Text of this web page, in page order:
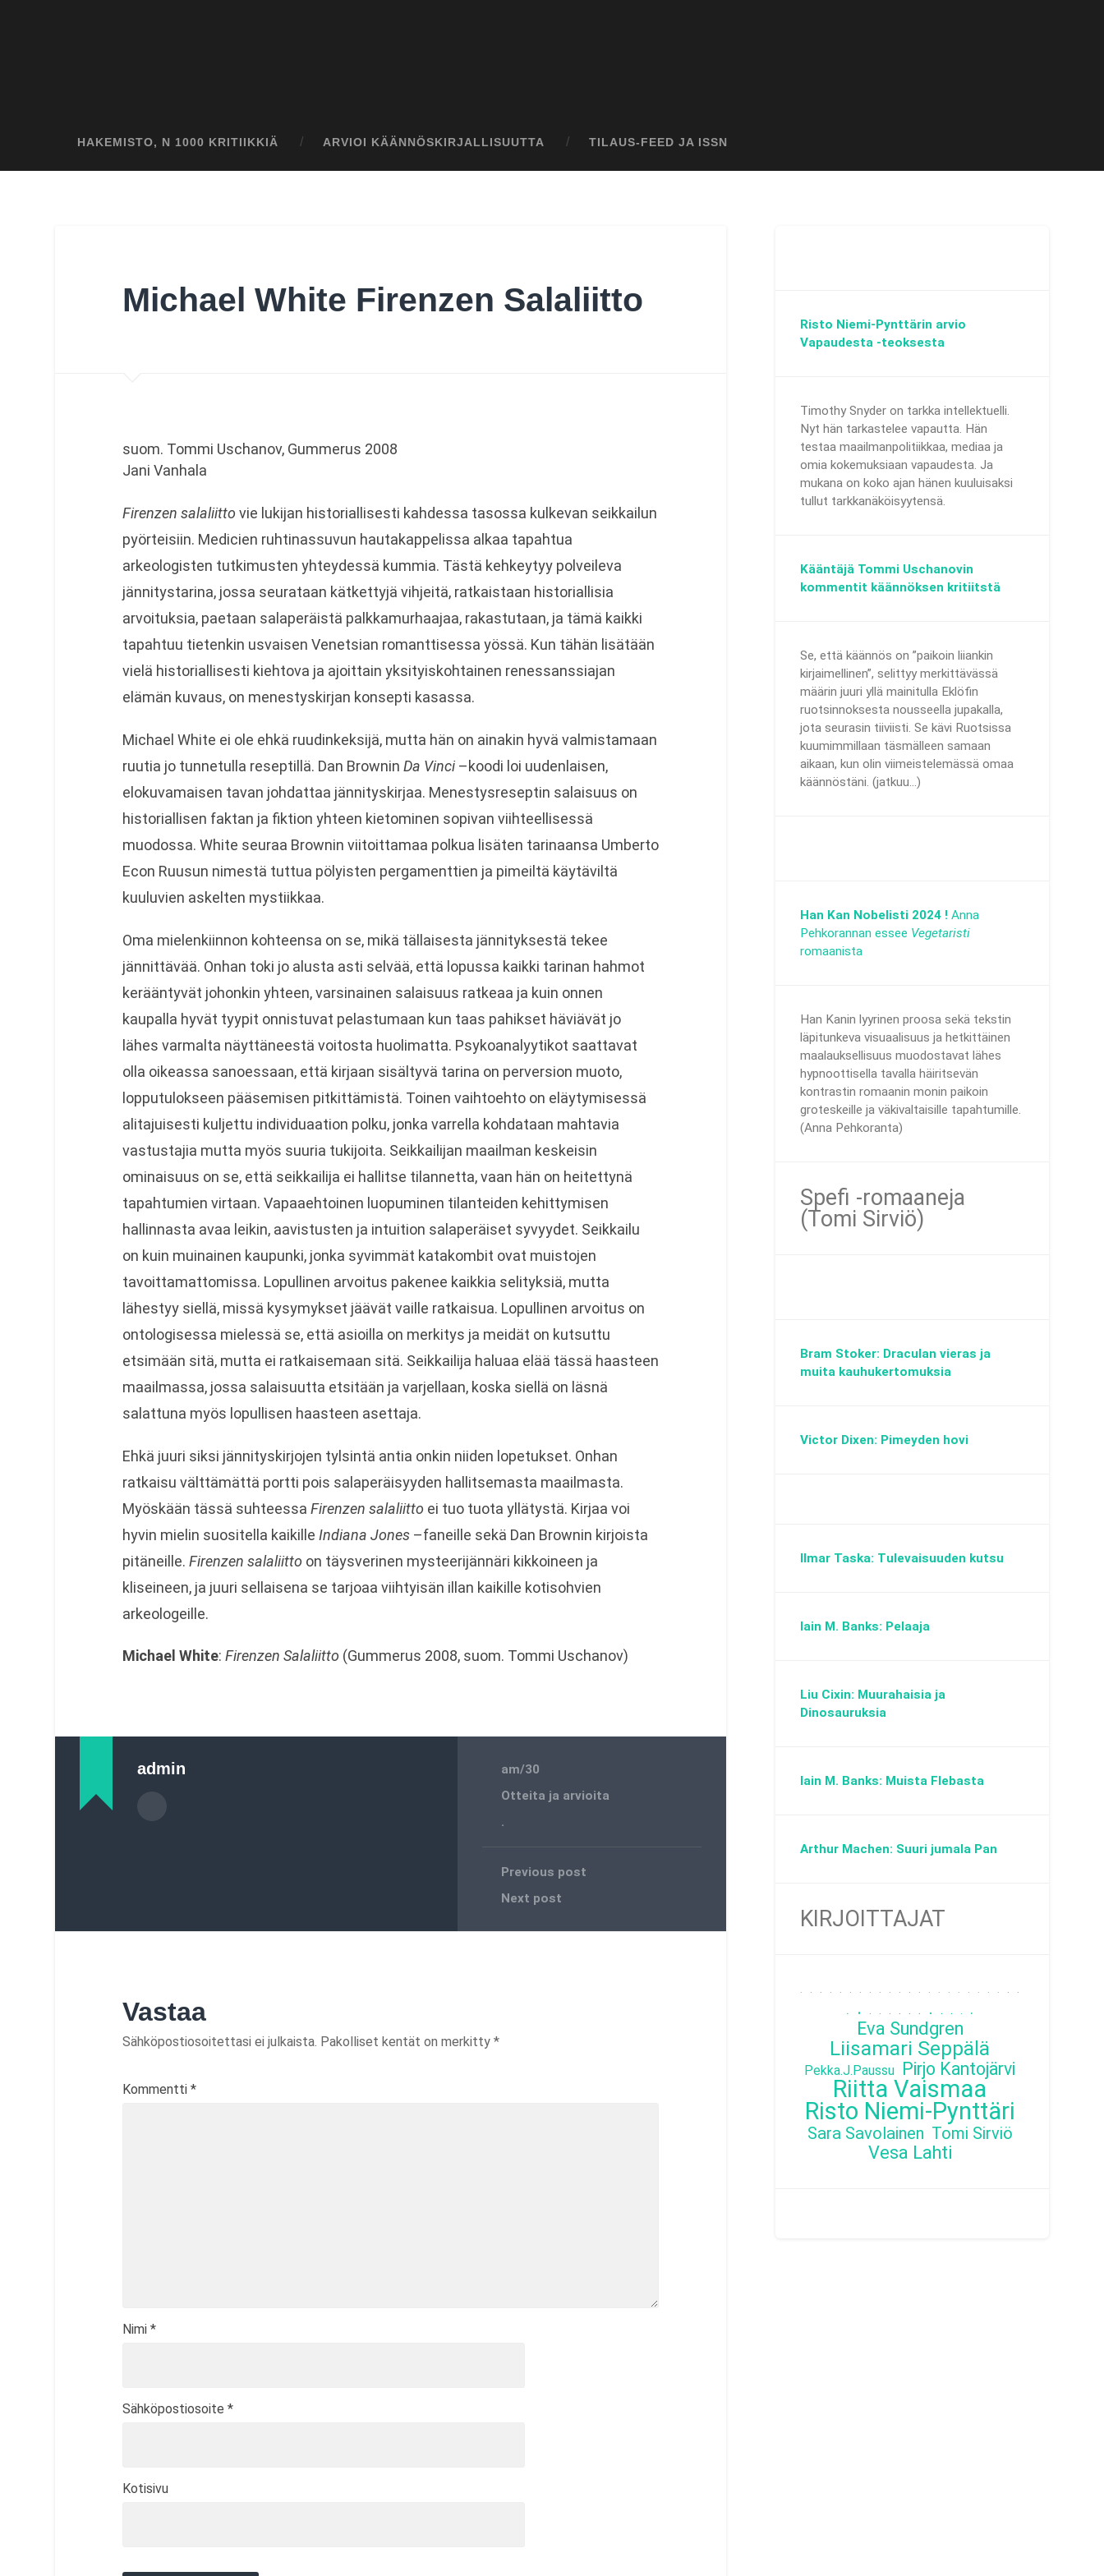
HAKEMISTO, N 1000 KRITIIKKIÄ ARVIOI KÄÄNNÖSKIRJALLISUUTTA TILAUS-FEED JA ISSN
Michael White Firenzen Salaliitto
suom. Tommi Uschanov, Gummerus 2008
Jani Vanhala
Firenzen salaliitto vie lukijan historiallisesti kahdessa tasossa kulkevan seikkailun
pyörteisiin. Medicien ruhtinassuvun hautakappelissa alkaa tapahtua
arkeologisten tutkimusten yhteydessä kummia. Tästä kehkeytyy polveileva
jännitystarina, jossa seurataan kätkettyjä vihjeitä, ratkaistaan historiallisia
arvoituksia, paetaan salaperäistä palkkamurhaajaa, rakastutaan, ja tämä kaikki
tapahtuu tietenkin usvaisen Venetsian romanttisessa yössä. Kun tähän lisätään
vielä historiallisesti kiehtova ja ajoittain yksityiskohtainen renessanssiajan
elämän kuvaus, on menestyskirjan konsepti kasassa.
Michael White ei ole ehkä ruudinkeksijä, mutta hän on ainakin hyvä valmistamaan
ruutia jo tunnetulla reseptillä. Dan Brownin Da Vinci–koodi loi uudenlaisen,
elokuvamaisen tavan johdattaa jännityskirjaa. Menestysreseptin salaisuus on
historiallisen faktan ja fiktion yhteen kietominen sopivan viihteellisessä
muodossa. White seuraa Brownin viitoittamaa polkua lisäten tarinaansa Umberto
Econ Ruusun nimestä tuttua pölyisten pergamenttien ja pimeiltä käytäviltä
kuuluvien askelten mystiikkaa.
Oma mielenkiinnon kohteensa on se, mikä tällaisesta jännityksestä tekee
jännittävää. Onhan toki jo alusta asti selvää, että lopussa kaikki tarinan hahmot
kerääntyvät johonkin yhteen, varsinainen salaisuus ratkeaa ja kuin onnen
kaupalla hyvät tyypit onnistuvat pelastumaan kun taas pahikset häviävät jo
lähes varmalta näyttäneestä voitosta huolimatta. Psykoanalyytikot saattavat
olla oikeassa sanoessaan, että kirjaan sisältyvä tarina on perversion muoto,
lopputulokseen pääsemisen pitkittämistä. Toinen vaihtoehto on eläytymisessä
alitajuisesti kuljettu individuaation polku, jonka varrella kohdataan mahtavia
vastustajia mutta myös suuria tukijoita. Seikkailijan maailman keskeisin
ominaisuus on se, että seikkailija ei hallitse tilannetta, vaan hän on heitettynä
tapahtumien virtaan. Vapaaehtoinen luopuminen tilanteiden kehittymisen
hallinnasta avaa leikin, aavistusten ja intuition salaperäiset syvyydet. Seikkailu
on kuin muinainen kaupunki, jonka syvimmät katakombit ovat muistojen
tavoittamattomissa. Lopullinen arvoitus pakenee kaikkia selityksiä, mutta
lähestyy siellä, missä kysymykset jäävät vaille ratkaisua. Lopullinen arvoitus on
ontologisessa mielessä se, että asioilla on merkitys ja meidät on kutsuttu
etsimään sitä, mutta ei ratkaisemaan sitä. Seikkailija haluaa elää tässä haasteen
maailmassa, jossa salaisuutta etsitään ja varjellaan, koska siellä on läsnä
salattuna myös lopullisen haasteen asettaja.
Ehkä juuri siksi jännityskirjojen tylsintä antia onkin niiden lopetukset. Onhan
ratkaisu välttämättä portti pois salaperäisyyden hallitsemasta maailmasta.
Myöskään tässä suhteessa Firenzen salaliitto ei tuo tuota yllätystä. Kirjaa voi
hyvin mielin suositella kaikille Indiana Jones–faneille sekä Dan Brownin kirjoista
pitäneille. Firenzen salaliitto on täysverinen mysteerijännäri kikkoineen ja
kliseineen, ja juuri sellaisena se tarjoaa viihtyisän illan kaikille kotisohvien
arkeologeille.
Michael White: Firenzen Salaliitto (Gummerus 2008, suom. Tommi Uschanov)
admin
am/30
Otteita ja arvioita
.
Previous post
Next post
Vastaa
Sähköpostiosoitettasi ei julkaista. Pakolliset kentät on merkitty *
Kommentti *
Nimi *
Sähköpostiosoite *
Kotisivu
Risto Niemi-Pynttärin arvio
Vapaudesta -teoksesta
Timothy Snyder on tarkka intellektuelli.
Nyt hän tarkastelee vapautta. Hän
testaa maailmanpolitiikkaa, mediaa ja
omia kokemuksiaan vapaudesta. Ja
mukana on koko ajan hänen kuuluisaksi
tullut tarkkanäköisyytensä.
Kääntäjä Tommi Uschanovin
kommentit käännöksen kritiitstä
Se, että käännös on ”paikoin liiankin
kirjaimellinen”, selittyy merkittävässä
määrin juuri yllä mainitulla Eklöfin
ruotsinnoksesta nousseella jupakalla,
jota seurasin tiiviisti. Se kävi Ruotsissa
kuumimmillaan täsmälleen samaan
aikaan, kun olin viimeistelemässä omaa
käännöstäni. (jatkuu...)
Han Kan Nobelisti 2024 ! Anna
Pehkorannan essee Vegetaristi
romaanista
Han Kanin lyyrinen proosa sekä tekstin
läpitunkeva visuaalisuus ja hetkittäinen
maalauksellisuus muodostavat lähes
hypnoottisella tavalla häiritsevän
kontrastin romaanin monin paikoin
groteskeille ja väkivaltaisille tapahtumille.
(Anna Pehkoranta)
Spefi -romaaneja
(Tomi Sirviö)
Bram Stoker: Draculan vieras ja
muita kauhukertomuksia
Victor Dixen: Pimeyden hovi
Ilmar Taska: Tulevaisuuden kutsu
Iain M. Banks: Pelaaja
Liu Cixin: Muurahaisia ja
Dinosauruksia
Iain M. Banks: Muista Flebasta
Arthur Machen: Suuri jumala Pan
KIRJOITTAJAT
. . . . . . . . . . . . . . . . . . . . . . .
. . . . . . . . . .
Eva Sundgren
Liisamari Seppälä
Pekka.J.Paussu Pirjo Kantojärvi
Riitta Vaismaa
Risto Niemi-Pynttäri
Sara Savolainen Tomi Sirviö
Vesa Lahti